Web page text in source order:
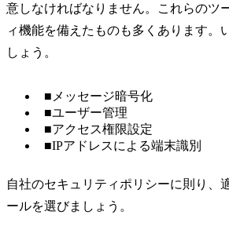
意しなければなりません。これらのツ
ィ機能を備えたものも多くあります。
しょう。
■メッセージ暗号化
■ユーザー管理
■アクセス権限設定
■IPアドレスによる端末識別
自社のセキュリティポリシーに則り、
ールを選びましょう。